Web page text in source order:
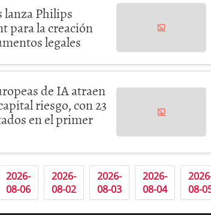
lanza Philips
para la creación
legales
de IA atraen
riesgo, con 23
en el primer
2026-
08-06
2026-
08-02
2026-
08-03
2026-
08-04
08-